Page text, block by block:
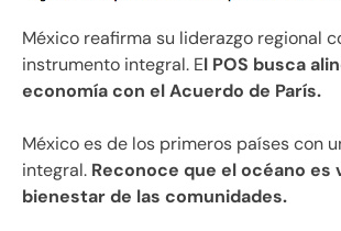
México reafirma su liderazgo regional
instrumento integral. El POS busca
economía con el Acuerdo de París.
México es de los primeros países con
integral. Reconoce que el océano es
bienestar de las comunidades.